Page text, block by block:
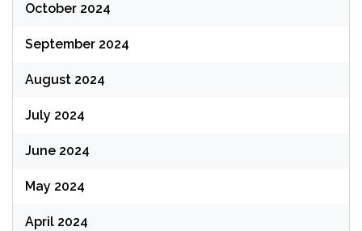
October 2024
September 2024
August 2024
July 2024
June 2024
May 2024
April 2024